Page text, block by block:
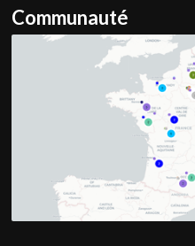
Communauté